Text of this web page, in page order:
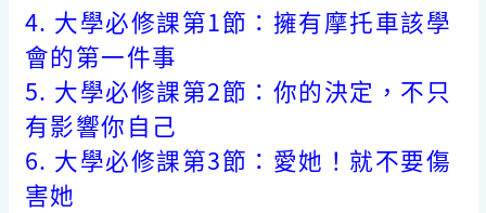
4. 大學必修課第1節：擁有摩托車該學
會的第一件事
5. 大學必修課第2節：你的決定，不只
有影響你自己
6. 大學必修課第3節：愛她！就不要傷
害她